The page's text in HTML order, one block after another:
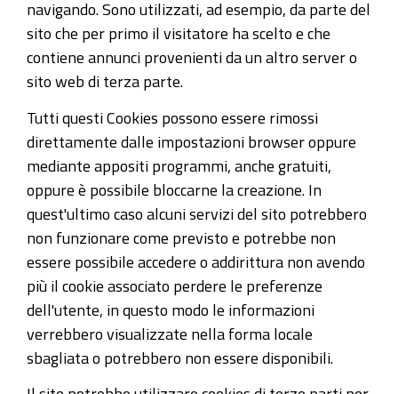
navigando. Sono utilizzati, ad esempio, da parte del
sito che per primo il visitatore ha scelto e che
contiene annunci provenienti da un altro server o
sito web di terza parte.
Tutti questi Cookies possono essere rimossi
direttamente dalle impostazioni browser oppure
mediante appositi programmi, anche gratuiti,
oppure è possibile bloccarne la creazione. In
quest'ultimo caso alcuni servizi del sito potrebbero
non funzionare come previsto e potrebbe non
essere possibile accedere o addirittura non avendo
più il cookie associato perdere le preferenze
dell'utente, in questo modo le informazioni
verrebbero visualizzate nella forma locale
sbagliata o potrebbero non essere disponibili.